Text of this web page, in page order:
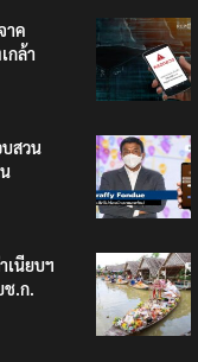
าค
กล้า
บสวน
หตุ
เนียบฯ
.ก.